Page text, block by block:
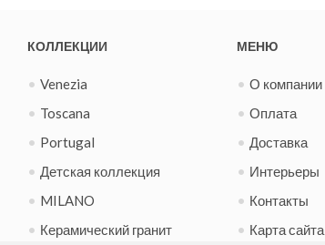
КОЛЛЕКЦИИ
Venezia
Toscana
Portugal
Детская коллекция
MILANO
Керамический гранит
МЕНЮ
О компании
Оплата
Доставка
Интерьеры
Контакты
Карта сайта